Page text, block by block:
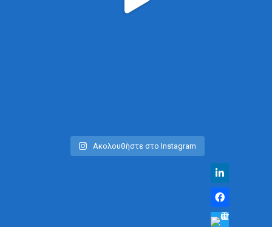
Ακολουθήστε στο Instagram